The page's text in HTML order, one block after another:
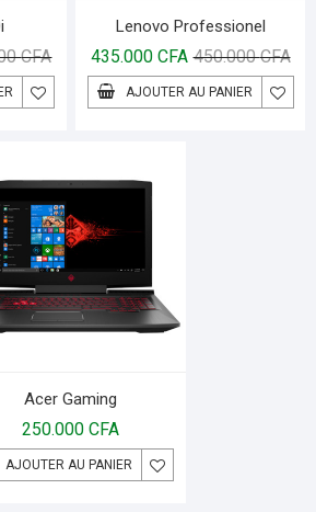
CFA
Lenovo Professionel
450.000CFA
435.000 CFA
AJOUTER AU PANIER
Acer Gaming
250.000CFA
AJOUTER AU PANIER